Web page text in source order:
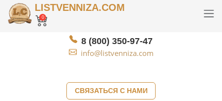
СВЯЗАТЬСЯ С НАМИ
LISTVENNIZA.COM
0
8 (800) 350-97-47
info@listvenniza.com